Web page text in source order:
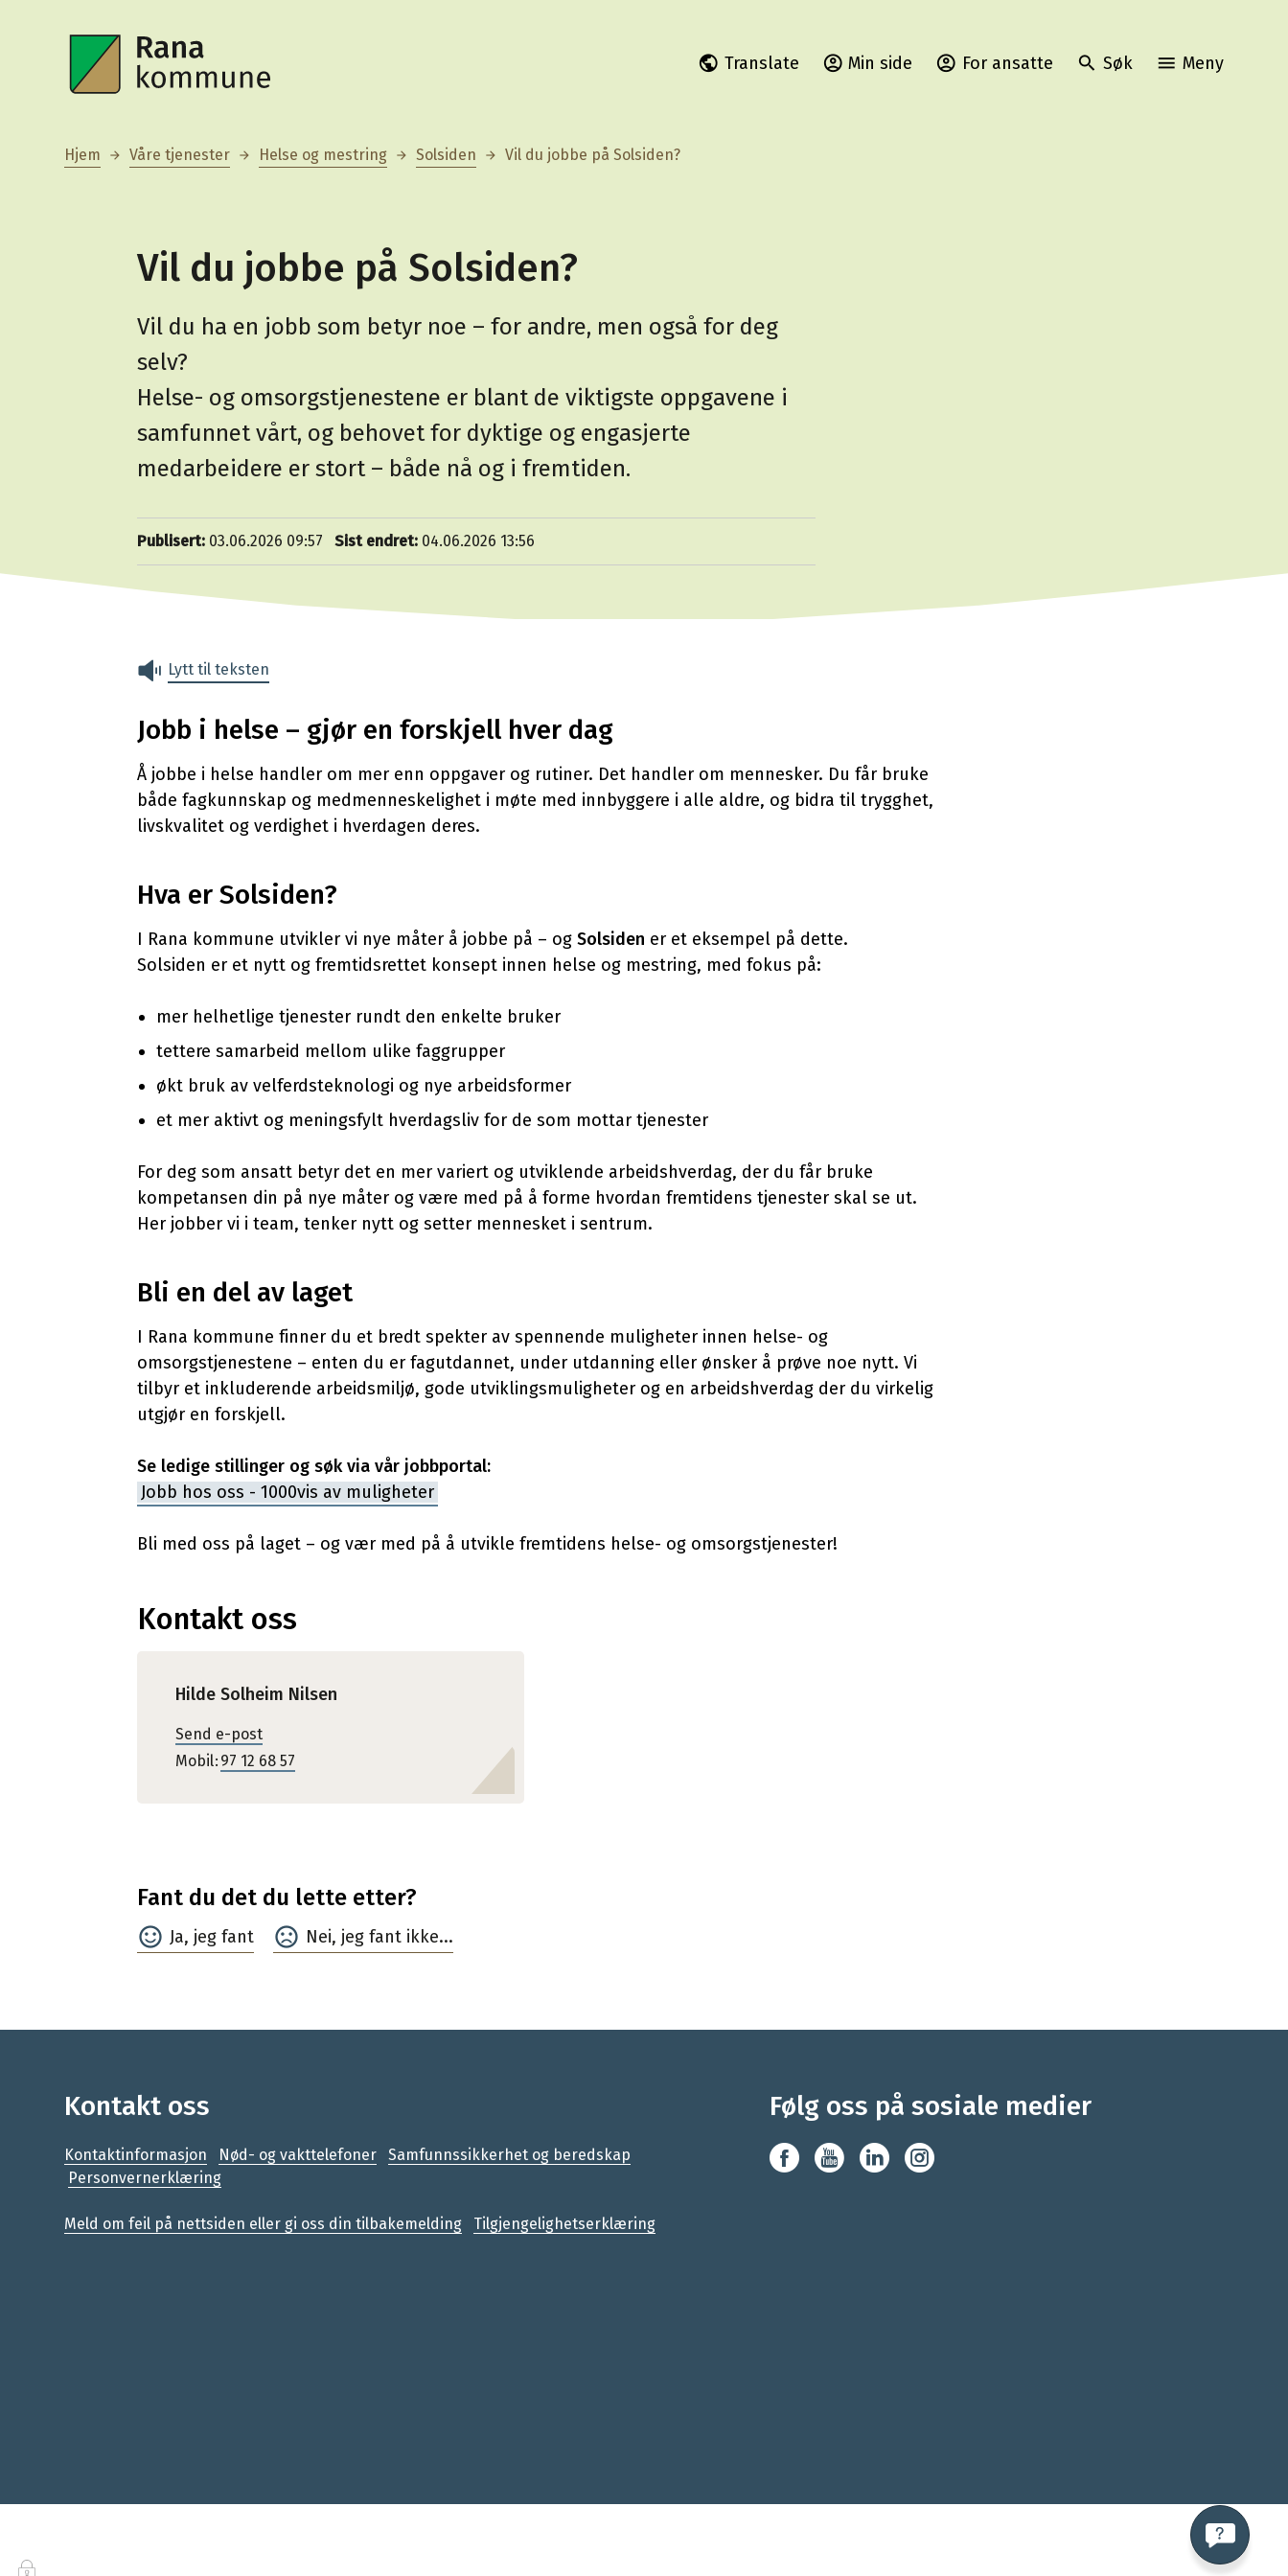
Translate Min side For ansatte Søk Meny
Du er her:
Hjem Våre tjenester Helse og mestring Solsiden Vil du jobbe på Solsiden?
Vil du jobbe på Solsiden?
Vil du ha en jobb som betyr noe – for andre, men også for deg
selv?
Helse- og omsorgstjenestene er blant de viktigste oppgavene i
samfunnet vårt, og behovet for dyktige og engasjerte
medarbeidere er stort – både nå og i fremtiden.
Publisert 03.06.2026 09:57 Sist endret 04.06.2026 13:56
Lytt til teksten
Jobb i helse – gjør en forskjell hver dag
Å jobbe i helse handler om mer enn oppgaver og rutiner. Det handler om mennesker. Du får bruke
både fagkunnskap og medmenneskelighet i møte med innbyggere i alle aldre, og bidra til trygghet,
livskvalitet og verdighet i hverdagen deres.
Hva er Solsiden?
I Rana kommune utvikler vi nye måter å jobbe på – og Solsiden er et eksempel på dette.
Solsiden er et nytt og fremtidsrettet konsept innen helse og mestring, med fokus på:
mer helhetlige tjenester rundt den enkelte bruker
tettere samarbeid mellom ulike faggrupper
økt bruk av velferdsteknologi og nye arbeidsformer
et mer aktivt og meningsfylt hverdagsliv for de som mottar tjenester
For deg som ansatt betyr det en mer variert og utviklende arbeidshverdag, der du får bruke
kompetansen din på nye måter og være med på å forme hvordan fremtidens tjenester skal se ut.
Her jobber vi i team, tenker nytt og setter mennesket i sentrum.
Bli en del av laget
I Rana kommune finner du et bredt spekter av spennende muligheter innen helse- og
omsorgstjenestene – enten du er fagutdannet, under utdanning eller ønsker å prøve noe nytt. Vi
tilbyr et inkluderende arbeidsmiljø, gode utviklingsmuligheter og en arbeidshverdag der du virkelig
utgjør en forskjell.
Se ledige stillinger og søk via vår jobbportal:
Jobb hos oss - 1000vis av muligheter
Bli med oss på laget – og vær med på å utvikle fremtidens helse- og omsorgstjenester!
Kontakt oss
Hilde Solheim Nilsen
Send e-post
Mobil 97 12 68 57
Fant du det du lette etter?
Ja Nei
Kontakt oss
Kontaktinformasjon Nød- og vakttelefoner
Samfunnssikkerhet og beredskap
Personvernerklæring
Meld om feil på nettsiden eller gi oss din tilbakemelding Tilgjengelighetserklæring
Følg oss på sosiale medier